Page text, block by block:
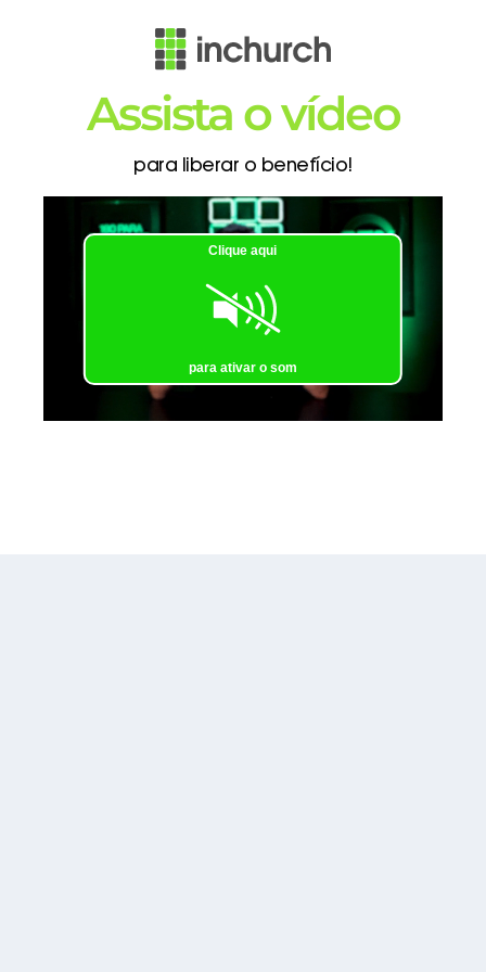
Assista o vídeo
para liberar o benefício!